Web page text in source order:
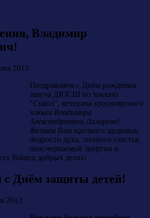
Владимир
2013
Поздравляем с Днём рождения
завуча ДЮСШ по хоккею
"Сокол", ветерана красноярского
хоккея Владимира
Александровича Лазарева!
Желаем Вам крепкого здоровья,
бодрости духа, личного счастья,
неисчерпаемой энергии и
Ваших добрых делах!
с Днём защиты детей!
2013